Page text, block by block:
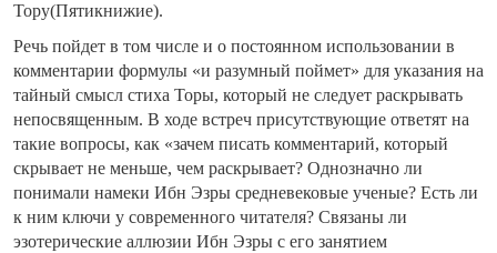
Тору(Пятикнижие).
Речь пойдет в том числе и о постоянном использовании в
комментарии формулы «и разумный поймет» для указания на
тайный смысл стиха Торы, который не следует раскрывать
непосвященным. В ходе встреч присутствующие ответят на
такие вопросы, как «зачем писать комментарий, который
скрывает не меньше, чем раскрывает? Однозначно ли
понимали намеки Ибн Эзры средневековые ученые? Есть ли
к ним ключи у современного читателя? Связаны ли
эзотерические аллюзии Ибн Эзры с его занятием